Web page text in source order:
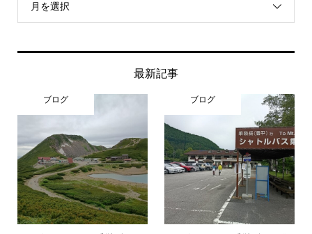
月を選択
最新記事
ブログ ブログ